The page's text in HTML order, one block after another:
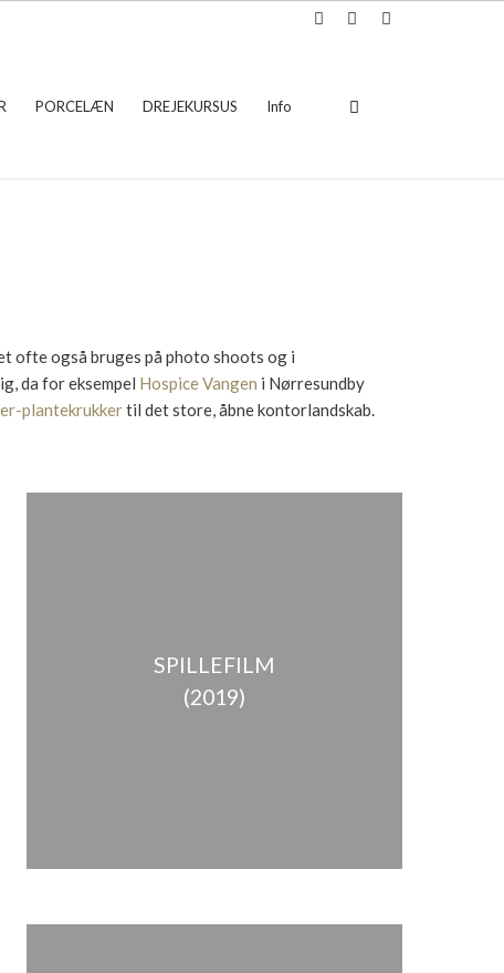
PORCELÆN DREJEKURSUS Info
ofte også bruges på photo shoots og i
da for eksempel Hospice Vangen i Nørresundby
plantekrukkertil det store, åbne kontorlandskab.
SPILLEFILM
(2019)